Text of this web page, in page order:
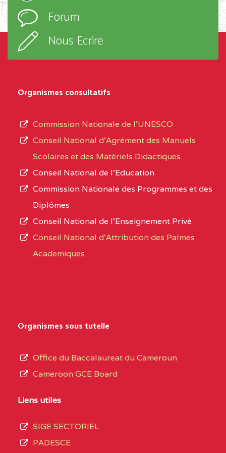
D'ENSEIGNEMENT
PROFESSIONNEL
(CEGEP) STE FOI BP
:4740 YAOUNDE
CENTRE
COLLEGE PANAFRICAIN
DE L'EXCELLENCE BP
CENTRE
COLLEGE PRIVE
CENTRE
COLLEGE PRIVE LAIC
SAINT MICHEL
CENTRE
d’enseignement,
type
L’offre
d’éducation
de
du
de
septembre
Forum
Nous Ecrire
Organismes consultatifs
Commission Nationale de l’UNESCO
Conseil National d’Agrément des Manuels
Scolaires et des Matériels Didactiques
Conseil National de l’Education
Commission Nationale des Programmes et des
Diplômes
Conseil National de l’Enseignement Privé
Conseil National d'Attribution des Palmes
Academiques
Organismes sous tutelle
Office du Baccalaureat du Cameroun
Cameroon GCE Board
Liens utiles
SIGE SECTORIEL
PADESCE